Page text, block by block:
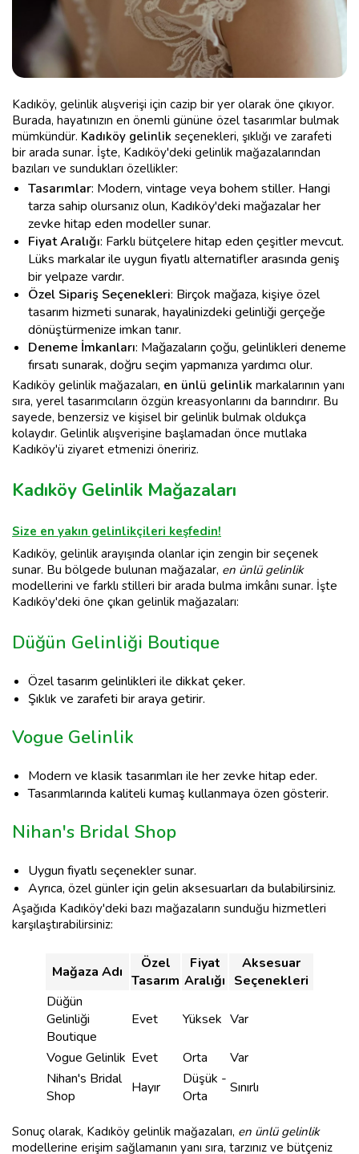
Kadıköy, gelinlik alışverişi için cazip bir yer olarak öne çıkıyor.
Burada, hayatınızın en önemli gününe özel tasarımlar bulmak
mümkündür. Kadıköy gelinlik seçenekleri, şıklığı ve zarafeti
bir arada sunar. İşte, Kadıköy'deki gelinlik mağazalarından
bazıları ve sundukları özellikler:
Tasarımlar: Modern, vintage veya bohem stiller. Hangi
tarza sahip olursanız olun, Kadıköy'deki mağazalar her
zevke hitap eden modeller sunar.
Fiyat Aralığı: Farklı bütçelere hitap eden çeşitler mevcut.
Lüks markalar ile uygun fiyatlı alternatifler arasında geniş
bir yelpaze vardır.
Özel Sipariş Seçenekleri: Birçok mağaza, kişiye özel
tasarım hizmeti sunarak, hayalinizdeki gelinliği gerçeğe
dönüştürmenize imkan tanır.
Deneme İmkanları: Mağazaların çoğu, gelinlikleri deneme
fırsatı sunarak, doğru seçim yapmanıza yardımcı olur.
Kadıköy gelinlik mağazaları, en ünlü gelinlik markalarının yanı
sıra, yerel tasarımcıların özgün kreasyonlarını da barındırır. Bu
sayede, benzersiz ve kişisel bir gelinlik bulmak oldukça
kolaydır. Gelinlik alışverişine başlamadan önce mutlaka
Kadıköy'ü ziyaret etmenizi öneririz.
Kadıköy Gelinlik Mağazaları
Size en yakın gelinlikçileri keşfedin!
Kadıköy, gelinlik arayışında olanlar için zengin bir seçenek
sunar. Bu bölgede bulunan mağazalar, en ünlü gelinlik
modellerini ve farklı stilleri bir arada bulma imkânı sunar. İşte
Kadıköy'deki öne çıkan gelinlik mağazaları:
Düğün Gelinliği Boutique
Özel tasarım gelinlikleri ile dikkat çeker.
Şıklık ve zarafeti bir araya getirir.
Vogue Gelinlik
Modern ve klasik tasarımları ile her zevke hitap eder.
Tasarımlarında kaliteli kumaş kullanmaya özen gösterir.
Nihan's Bridal Shop
Uygun fiyatlı seçenekler sunar.
Ayrıca, özel günler için gelin aksesuarları da bulabilirsiniz.
Aşağıda Kadıköy'deki bazı mağazaların sunduğu hizmetleri
karşılaştırabilirsiniz:
Mağaza Adı
Özel
Tasarım
Fiyat
Aralığı
Aksesuar
Seçenekleri
Düğün
Gelinliği
Boutique
Evet Yüksek Var
Vogue Gelinlik Evet Orta
Var
Nihan's Bridal
Shop
Hayır
Düşük -
Orta
Sınırlı
Sonuç olarak, Kadıköy gelinlik mağazaları, en ünlü gelinlik
modellerine erişim sağlamanın yanı sıra, tarzınız ve bütçeniz